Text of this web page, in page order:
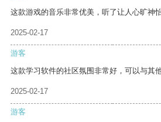
这款游戏的音乐非常优美，听了让人心旷神怡
2025-02-17
游客
这款学习软件的社区氛围非常好，可以与其
2025-02-17
游客